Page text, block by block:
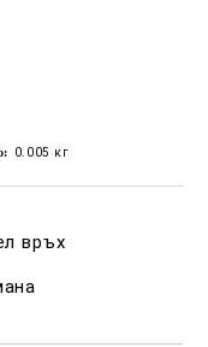
0.005 кг
връх